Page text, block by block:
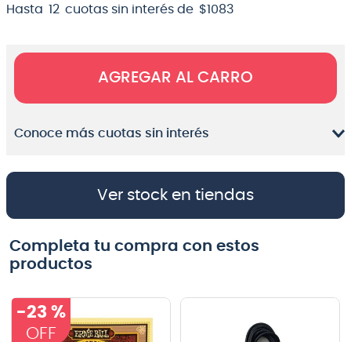
Hasta 12 cuotas sin interés de $1083
AGREGAR AL CARRO
Conoce más cuotas sin interés
Ver stock en tiendas
Completa tu compra con estos
productos
-23 %